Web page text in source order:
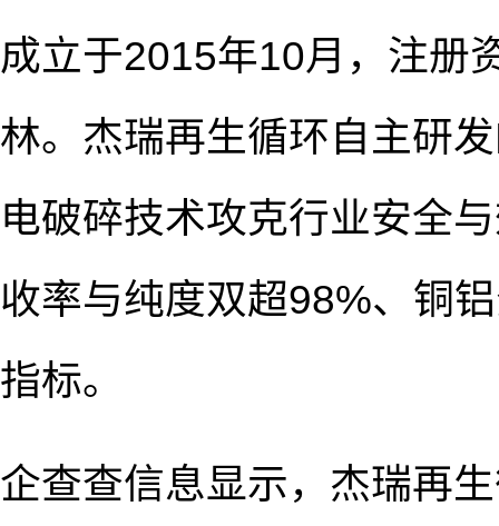
成立于2015年10月，注册
林。杰瑞再生循环自主研
电破碎技术攻克行业安全
收率与纯度双超98%、铜
指标。
企查查信息显示，杰瑞再